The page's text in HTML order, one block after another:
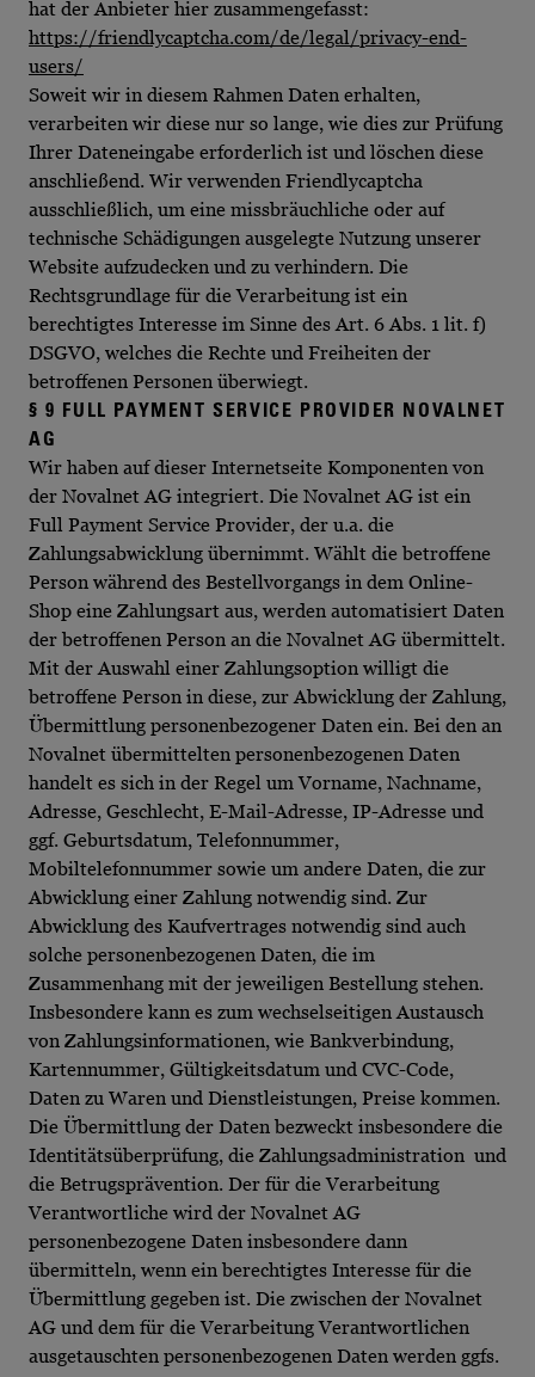
hat der Anbieter hier zusammengefasst:
https://friendlycaptcha.com/de/legal/privacy-end-
users/
Soweit wir in diesem Rahmen Daten erhalten,
verarbeiten wir diese nur so lange, wie dies zur Prüfung
Ihrer Dateneingabe erforderlich ist und löschen diese
anschließend. Wir verwenden Friendlycaptcha
ausschließlich, um eine missbräuchliche oder auf
technische Schädigungen ausgelegte Nutzung unserer
Website aufzudecken und zu verhindern. Die
Rechtsgrundlage für die Verarbeitung ist ein
berechtigtes Interesse im Sinne des Art. 6 Abs. 1 lit. f)
DSGVO, welches die Rechte und Freiheiten der
betroffenen Personen überwiegt.
§ 9 FULL PAYMENT SERVICE PROVIDER NOVALNET
AG
Wir haben auf dieser Internetseite Komponenten von
der Novalnet AG integriert. Die Novalnet AG ist ein
Full Payment Service Provider, der u.a. die
Zahlungsabwicklung übernimmt. Wählt die betroffene
Person während des Bestellvorgangs in dem Online-
Shop eine Zahlungsart aus, werden automatisiert Daten
der betroffenen Person an die Novalnet AG übermittelt.
Mit der Auswahl einer Zahlungsoption willigt die
betroffene Person in diese, zur Abwicklung der Zahlung,
Übermittlung personenbezogener Daten ein. Bei den an
Novalnet übermittelten personenbezogenen Daten
handelt es sich in der Regel um Vorname, Nachname,
Adresse, Geschlecht, E-Mail-Adresse, IP-Adresse und
ggf. Geburtsdatum, Telefonnummer,
Mobiltelefonnummer sowie um andere Daten, die zur
Abwicklung einer Zahlung notwendig sind. Zur
Abwicklung des Kaufvertrages notwendig sind auch
solche personenbezogenen Daten, die im
Zusammenhang mit der jeweiligen Bestellung stehen.
Insbesondere kann es zum wechselseitigen Austausch
von Zahlungsinformationen, wie Bankverbindung,
Kartennummer, Gültigkeitsdatum und CVC-Code,
Daten zu Waren und Dienstleistungen, Preise kommen.
Die Übermittlung der Daten bezweckt insbesondere die
Identitätsüberprüfung, die Zahlungsadministration und
die Betrugsprävention. Der für die Verarbeitung
Verantwortliche wird der Novalnet AG
personenbezogene Daten insbesondere dann
übermitteln, wenn ein berechtigtes Interesse für die
Übermittlung gegeben ist. Die zwischen der Novalnet
AG und dem für die Verarbeitung Verantwortlichen
ausgetauschten personenbezogenen Daten werden ggfs.